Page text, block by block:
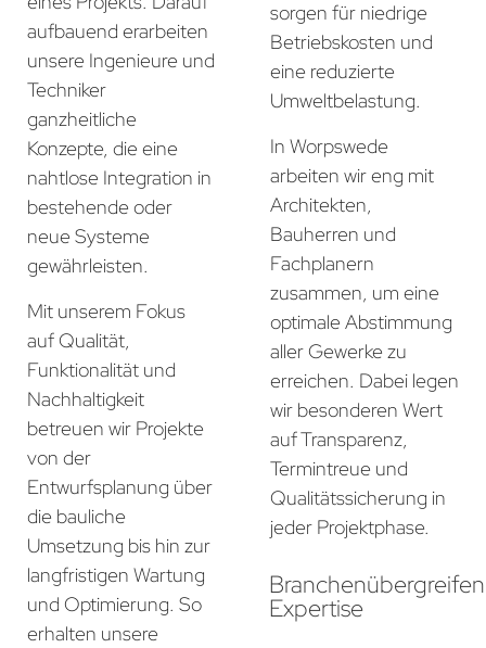
aufbauend erarbeiten
unsere Ingenieure und
Techniker
ganzheitliche
Konzepte, die eine
nahtlose Integration in
bestehende oder
neue Systeme
gewährleisten.
Mit unserem Fokus
auf Qualität,
Funktionalität und
Nachhaltigkeit
betreuen wir Projekte
von der
Entwurfsplanung über
die bauliche
Umsetzung bis hin zur
langfristigen Wartung
und Optimierung. So
erhalten unsere
sorgen für niedrige
Betriebskosten und
eine reduzierte
Umweltbelastung.
In Worpswede
arbeiten wir eng mit
Architekten,
Bauherren und
Fachplanern
zusammen, um eine
optimale Abstimmung
aller Gewerke zu
erreichen. Dabei legen
wir besonderen Wert
auf Transparenz,
Termintreue und
Qualitätssicherung in
jeder Projektphase.
Expertise